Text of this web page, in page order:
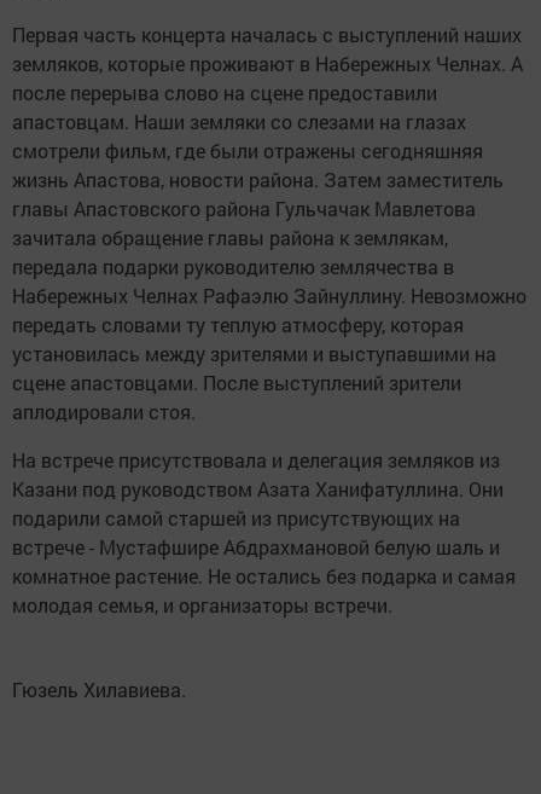
Первая часть концерта началась с выступлений наших
земляков, которые проживают в Набережных Челнах. А
после перерыва слово на сцене предоставили
апастовцам. Наши земляки со слезами на глазах
смотрели фильм, где были отражены сегодняшняя
жизнь Апастова, новости района. Затем заместитель
главы Апастовского района Гульчачак Мавлетова
зачитала обращение главы района к землякам,
передала подарки руководителю землячества в
Набережных Челнах Рафаэлю Зайнуллину. Невозможно
передать словами ту теплую атмосферу, которая
установилась между зрителями и выступавшими на
сцене апастовцами. После выступлений зрители
аплодировали стоя.
На встрече присутствовала и делегация земляков из
Казани под руководством Азата Ханифатуллина. Они
подарили самой старшей из присутствующих на
встрече - Мустафшире Абдрахмановой белую шаль и
комнатное растение. Не остались без подарка и самая
молодая семья, и организаторы встречи.
Гюзель Хилавиева.